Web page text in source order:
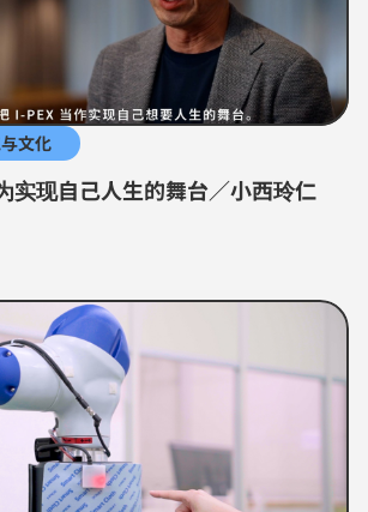
文化
实现自己人生的舞台／小西玲仁